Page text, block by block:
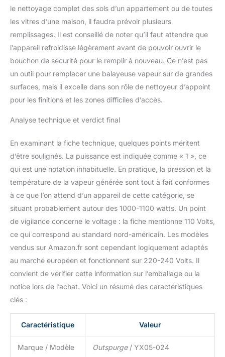
le nettoyage complet des sols d’un appartement ou de toutes
les vitres d’une maison, il faudra prévoir plusieurs
remplissages. Il est conseillé de noter qu’il faut attendre que
l’appareil refroidisse légèrement avant de pouvoir ouvrir le
bouchon de sécurité pour le remplir à nouveau. Ce n’est pas
un outil pour remplacer une balayeuse vapeur sur de grandes
surfaces, mais il excelle dans son rôle de nettoyeur d’appoint
pour les finitions et les zones difficiles d’accès.
Analyse technique et verdict final
En examinant la fiche technique, quelques points méritent
d’être soulignés. La puissance est indiquée comme « 1 », ce
qui est une notation inhabituelle. En pratique, la pression et la
température de la vapeur générée sont tout à fait conformes
à ce que l’on attend d’un appareil de cette catégorie, se
situant probablement autour des 1000-1100 watts. Un point
de vigilance concerne le voltage : la fiche mentionne 110 Volts,
ce qui correspond au standard nord-américain. Les modèles
vendus sur Amazon.fr sont cependant logiquement adaptés
au marché européen et fonctionnent sur 220-240 Volts. Il
convient de vérifier cette information sur l’emballage ou la
notice lors de l’achat. Voici un résumé des caractéristiques
clés :
Caractéristique Valeur
Marque / Modèle Outspurge/ YX05-024